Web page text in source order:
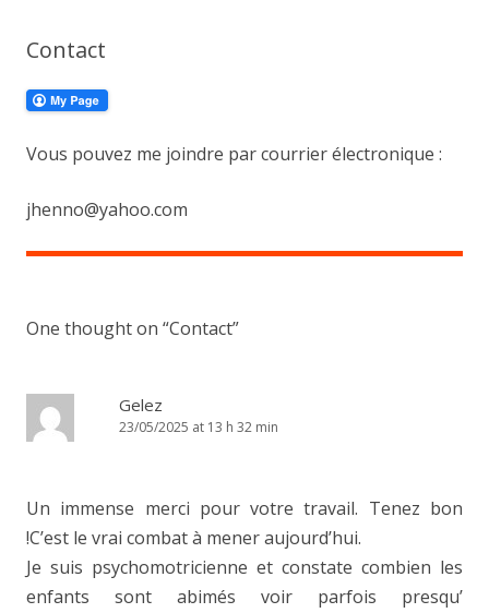
Contact
Vous pouvez me joindre par courrier électronique :
jhenno@yahoo.com
One thought on “Contact”
Gelez
23/05/2025 at 13 h 32 min
Un immense merci pour votre travail. Tenez bon
!C’est le vrai combat à mener aujourd’hui.
Je suis psychomotricienne et constate combien les
enfants sont abimés voir parfois presqu’